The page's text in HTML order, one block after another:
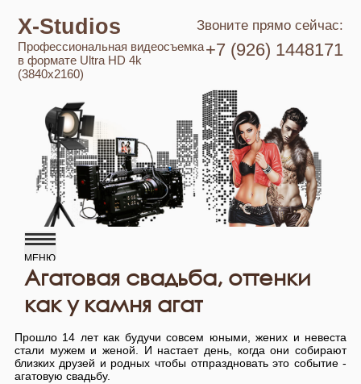
Звоните прямо сейчас:
X-Studios
+7 (926) 1448171
Профессиональная видеосъемка
в формате Ultra HD 4k
(3840x2160)
Агатовая свадьба, оттенки
как у камня агат
Прошло 14 лет как будучи совсем юными, жених и невеста
стали мужем и женой. И настает день, когда они собирают
близких друзей и родных чтобы отпраздновать это событие -
агатовую свадьбу.